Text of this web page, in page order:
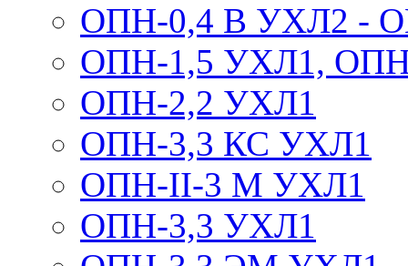
ОПН-0,4 В УХЛ2 -
ОПН-1,5 УХЛ1,
ОПН-2,2 УХЛ1
ОПН-3,3 КС УХЛ1
ОПН-II-3 М УХЛ1
ОПН-3,3 УХЛ1